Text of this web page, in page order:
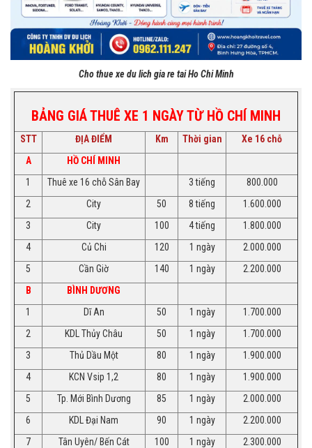
Cho thue xe du lich gia re tai Ho Chi Minh
BẢNG GIÁ THUÊ XE 1 NGÀY TỪ HỒ CHÍ MINH
STT ĐỊA ĐIỂM Km Thời gian
Xe 16 chỗ
A
HỒ CHÍ MINH
1
Thuê xe 16 chỗ Sân Bay 3 tiếng
800.000
2
City 50 8 tiếng
1.600.000
3
City 100 4 tiếng
1.800.000
4
Củ Chi 120 1 ngày
2.000.000
5
Cần Giờ 140 1 ngày
2.200.000
B
BÌNH DƯƠNG
1
Dĩ An 50 1 ngày
1.700.000
2
KDL Thủy Châu 50 1 ngày
1.700.000
3
Thủ Dầu Một 80 1 ngày
1.900.000
4
KCN Vsip 1,2 80 1 ngày
1.900.000
5
Tp. Mới Bình Dương 85 1 ngày
2.000.000
6
KDL Đại Nam 90 1 ngày
2.200.000
7
Tân Uyên/ Bến Cát 100 1 ngày
2.300.000